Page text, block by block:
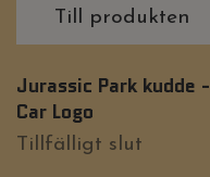
Till produkten
Jurassic Park kudde -
Car Logo
Tillfälligt slut